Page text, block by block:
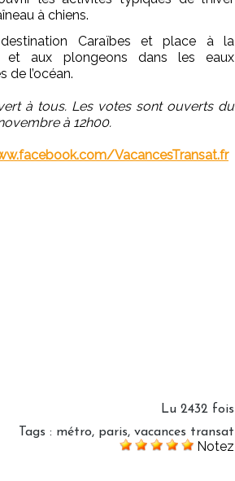
à chiens.
destination Caraïbes et place à la
et aux plongeons dans les eaux
de l’océan.
à tous. Les votes sont ouverts du
à 12h00.
VacancesTransat.fr
Lu 2432 fois
Tags : métro, paris, vacances transat
Notez